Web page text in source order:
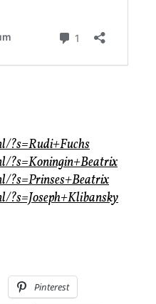
?s=Rudi+Fuchs
?s=Koningin+Beatrix
?s=Prinses+Beatrix
?s=Joseph+Klibansky
Pinterest